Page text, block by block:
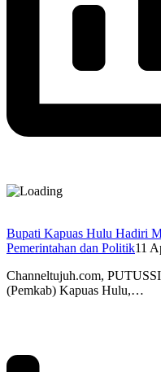
Bupati Kapuas Hulu Hadiri
Pemerintahan dan Politik11
Channeltujuh.com,
(Pemkab) Kapuas Hulu,…